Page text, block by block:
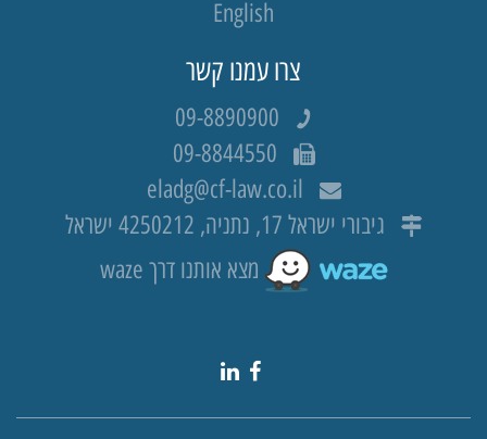
English
צרו עמנו קשר
09-8890900
09-8844550
eladg@cf-law.co.il
גיבורי ישראל 17, נתניה, 4250212 ישראל
מצא אותנו דרך waze